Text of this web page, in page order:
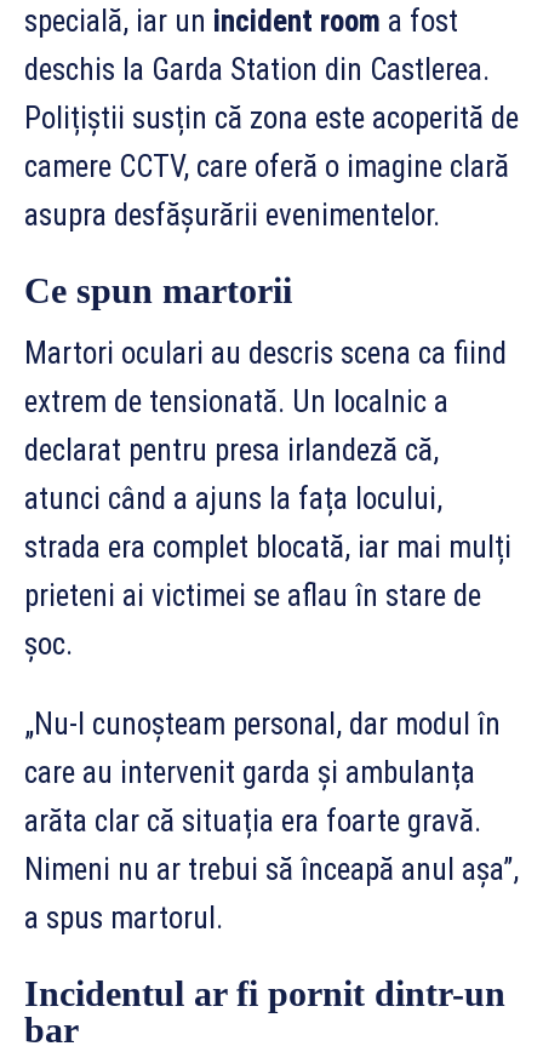
specială, iar un incident room a fost
deschis la Garda Station din Castlerea.
Polițiștii susțin că zona este acoperită de
camere CCTV, care oferă o imagine clară
asupra desfășurării evenimentelor.
Ce spun martorii
Martori oculari au descris scena ca fiind
extrem de tensionată. Un localnic a
declarat pentru presa irlandeză că,
atunci când a ajuns la fața locului,
strada era complet blocată, iar mai mulți
prieteni ai victimei se aflau în stare de
șoc.
„Nu-l cunoșteam personal, dar modul în
care au intervenit garda și ambulanța
arăta clar că situația era foarte gravă.
Nimeni nu ar trebui să înceapă anul așa”,
a spus martorul.
Incidentul ar fi pornit dintr-un
bar